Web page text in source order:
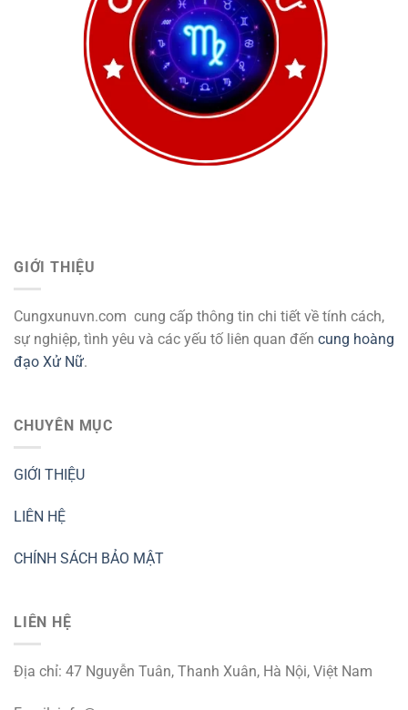
GIỚI THIỆU
Cungxunuvn.com cung cấp thông tin chi tiết về tính cách,
sự nghiệp, tình yêu và các yếu tố liên quan đến cung hoàng
đạo Xử Nữ.
CHUYÊN MỤC
GIỚI THIỆU
LIÊN HỆ
CHÍNH SÁCH BẢO MẬT
LIÊN HỆ
Địa chỉ: 47 Nguyễn Tuân, Thanh Xuân, Hà Nội, Việt Nam